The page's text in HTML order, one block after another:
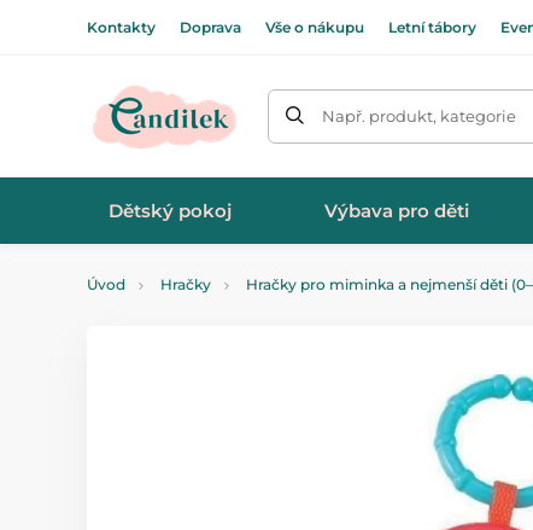
Kontakty Doprava Vše o nákupu Letní tábory
Např. produkt, kategorie
Dětský pokoj Výbava pro děti
Úvod Hračky Hračky pro miminka a nejmenší děti